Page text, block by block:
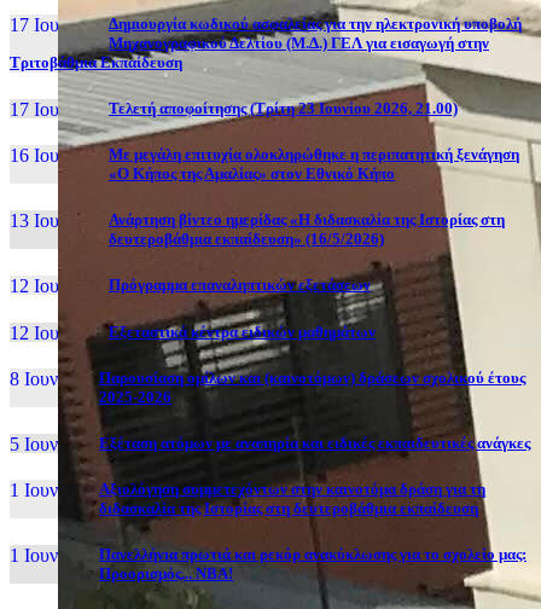
17 Ιουν, 26
Δημιουργία κωδικού ασφαλείας για την ηλεκτρονική υποβολή
Μηχανογραφικού Δελτίου (Μ.Δ.) ΓΕΛ για εισαγωγή στην
Τριτοβάθμια Εκπαίδευση
17 Ιουν, 26 Τελετή αποφοίτησης (Τρίτη 23 Ιουνίου 2026, 21.00)
16 Ιουν, 26
Με μεγάλη επιτυχία ολοκληρώθηκε η περιπατητική ξενάγηση
«Ο Κήπος της Αμαλίας» στον Εθνικό Κήπο
13 Ιουν, 26
Ανάρτηση βίντεο ημερίδας «Η διδασκαλία της Ιστορίας στη
δευτεροβάθμια εκπαίδευση» (16/5/2026)
12 Ιουν, 26 Πρόγραμμα επαναληπτικών εξετάσεων
12 Ιουν, 26 Εξεταστικά κέντρα ειδικών μαθημάτων
8 Ιουν, 26
Παρουσίαση ομίλων και (καινοτόμων) δράσεων σχολικού έτους
2025-2026
5 Ιουν, 26 Εξέταση ατόμων με αναπηρία και ειδικές εκπαιδευτικές ανάγκες
1 Ιουν, 26
Αξιολόγηση συμμετεχόντων στην καινοτόμα δράση για τη
διδασκαλία της Ιστορίας στη δευτεροβάθμια εκπαίδευση
1 Ιουν, 26
Πανελλήνια πρωτιά και ρεκόρ ανακύκλωσης για το σχολείο μας:
Προορισμός... NBA!